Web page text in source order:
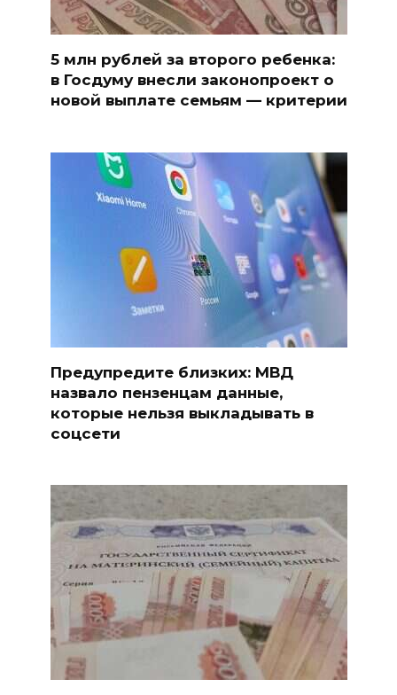
5 млн рублей за второго ребенка:
в Госдуму внесли законопроект о
новой выплате семьям — критерии
Предупредите близких: МВД
назвало пензенцам данные,
которые нельзя выкладывать в
соцсети